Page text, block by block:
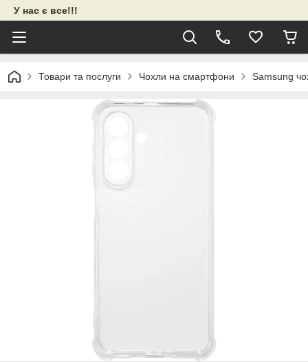
У нас є все!!!
Товари та послуги Чохли на смартфони Samsung